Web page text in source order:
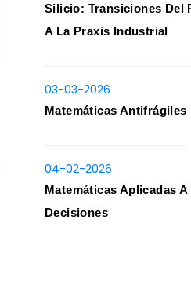
Silicio: Transiciones Del
A La Praxis Industrial
03-03-2026
Matemáticas Antifrágiles
04-02-2026
Matemáticas Aplicadas A
Decisiones